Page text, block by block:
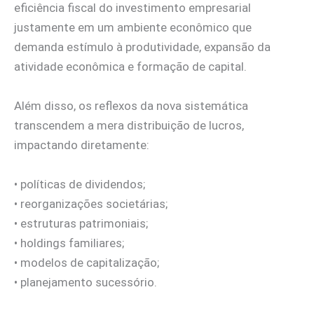
eficiência fiscal do investimento empresarial
justamente em um ambiente econômico que
demanda estímulo à produtividade, expansão da
atividade econômica e formação de capital.
Além disso, os reflexos da nova sistemática
transcendem a mera distribuição de lucros,
impactando diretamente:
• políticas de dividendos;
• reorganizações societárias;
• estruturas patrimoniais;
• holdings familiares;
• modelos de capitalização;
• planejamento sucessório.